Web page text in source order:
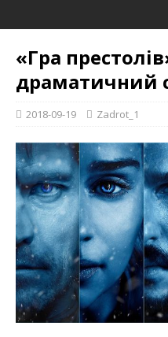
«Гра
драматичний
2018-09-19 Zadrot_1